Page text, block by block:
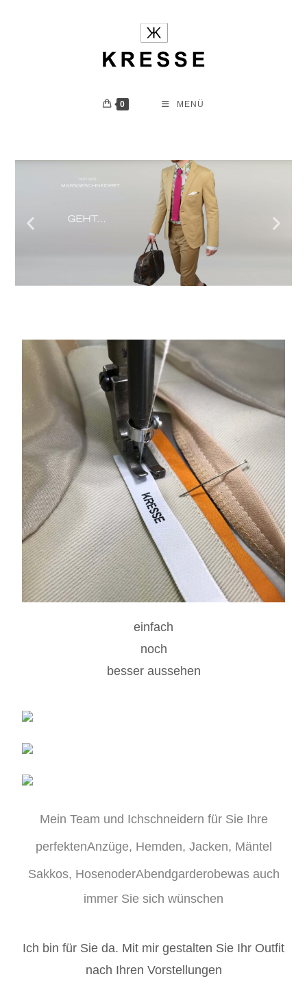
0 MENÜ
einfach
noch
besser aussehen
Mein Team und Ichschneidern für Sie Ihre
perfektenAnzüge, Hemden, Jacken, Mäntel
Sakkos, HosenoderAbendgarderobewas auch
immer Sie sich wünschen
Ich bin für Sie da. Mit mir gestalten Sie Ihr Outfit
nach Ihren Vorstellungen